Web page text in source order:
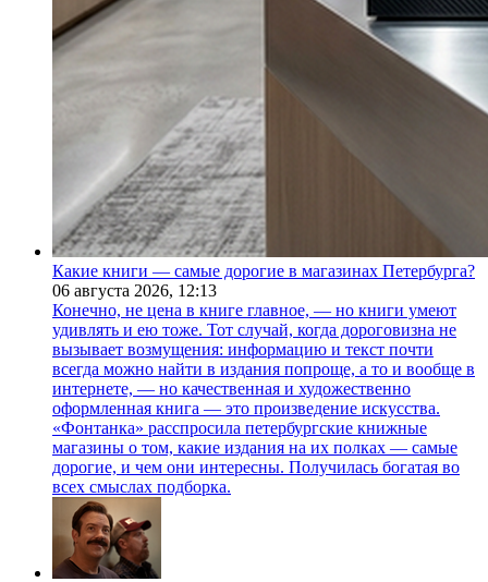
Какие книги — самые дорогие в магазинах Петербурга?
06 августа 2026, 12:13
Конечно, не цена в книге главное, — но книги умеют
удивлять и ею тоже. Тот случай, когда дороговизна не
вызывает возмущения: информацию и текст почти
всегда можно найти в издания попроще, а то и вообще в
интернете, — но качественная и художественно
оформленная книга — это произведение искусства.
«Фонтанка» расспросила петербургские книжные
магазины о том, какие издания на их полках — самые
дорогие, и чем они интересны. Получилась богатая во
всех смыслах подборка.